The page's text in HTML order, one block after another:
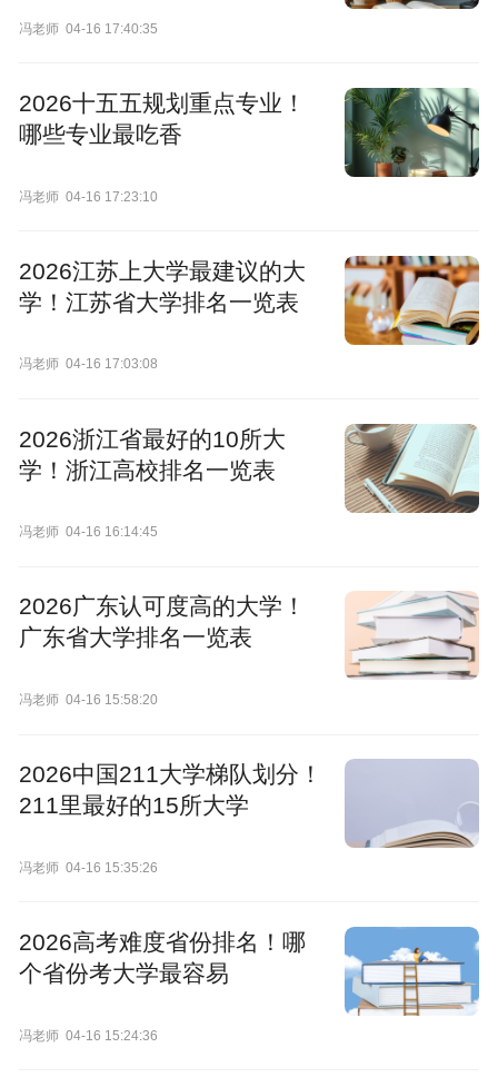
冯老师 04-16 17:40:35
2026十五五规划重点专业！
哪些专业最吃香
冯老师 04-16 17:23:10
2026江苏上大学最建议的大
学！江苏省大学排名一览表
冯老师 04-16 17:03:08
2026浙江省最好的10所大
学！浙江高校排名一览表
冯老师 04-16 16:14:45
2026广东认可度高的大学！
广东省大学排名一览表
冯老师 04-16 15:58:20
2026中国211大学梯队划分！
211里最好的15所大学
冯老师 04-16 15:35:26
2026高考难度省份排名！哪
个省份考大学最容易
冯老师 04-16 15:24:36